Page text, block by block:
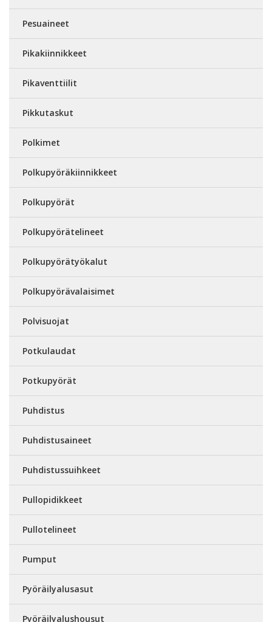
Pesuaineet
Pikakiinnikkeet
Pikaventtiilit
Pikkutaskut
Polkimet
Polkupyöräkiinnikkeet
Polkupyörät
Polkupyörätelineet
Polkupyörätyökalut
Polkupyörävalaisimet
Polvisuojat
Potkulaudat
Potkupyörät
Puhdistus
Puhdistusaineet
Puhdistussuihkeet
Pullopidikkeet
Pullotelineet
Pumput
Pyöräilyalusasut
Pyöräilyalushousut